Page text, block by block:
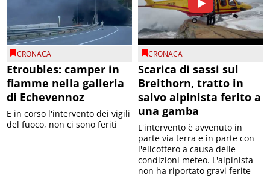
CRONACA
Etroubles: camper in
fiamme nella galleria
di Echevennoz
E in corso l'intervento dei vigili
del fuoco, non ci sono feriti
CRONACA
Scarica di sassi sul
Breithorn, tratto in
salvo alpinista ferito a
una gamba
L'intervento è avvenuto in
parte via terra e in parte con
l'elicottero a causa delle
condizioni meteo. L'alpinista
non ha riportato gravi ferite